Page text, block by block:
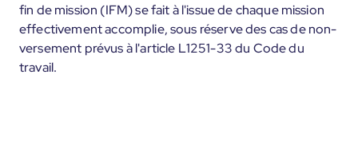
fin de mission (IFM) se fait à l'issue de chaque mission
effectivement accomplie, sous réserve des cas de non-
versement prévus à l'article L1251-33 du Code du
travail.